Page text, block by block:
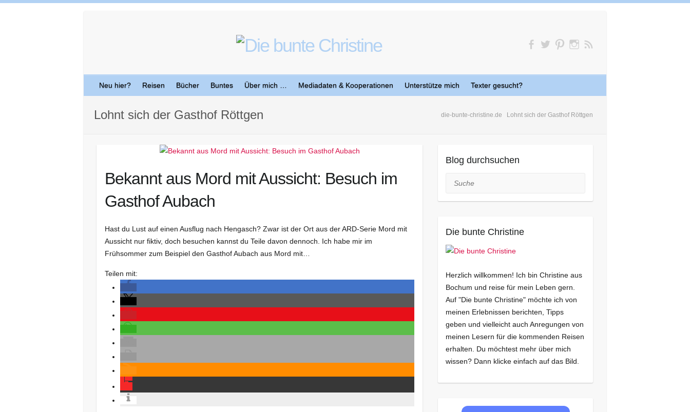
Neu hier? Reisen Bücher Buntes Über mich … Mediadaten & Kooperationen Unterstütze mich Texter gesucht?
die-bunte-christine.de Lohnt sich der Gasthof Röttgen
Lohnt sich der Gasthof Röttgen
Bekannt aus Mord mit Aussicht: Besuch im
Gasthof Aubach
Hast du Lust auf einen Ausflug nach Hengasch? Zwar ist der Ort aus der ARD-Serie Mord mit
Aussicht nur fiktiv, doch besuchen kannst du Teile davon dennoch. Ich habe mir im
Frühsommer zum Beispiel den Gasthof Aubach aus Mord mit…
Teilen mit:
Blog durchsuchen
Suche
Die bunte Christine
Herzlich willkommen! Ich bin Christine aus
Bochum und reise für mein Leben gern.
Auf "Die bunte Christine" möchte ich von
meinen Erlebnissen berichten, Tipps
geben und vielleicht auch Anregungen von
meinen Lesern für die kommenden Reisen
erhalten. Du möchtest mehr über mich
wissen? Dann klicke einfach auf das Bild.